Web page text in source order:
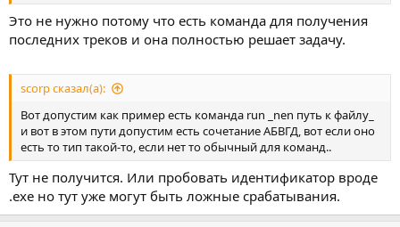
Это не нужно потому что есть команда для получения
последних треков и она полностью решает задачу.
scorp сказал(а):
Вот допустим как пример есть команда run _nen путь к файлу_
и вот в этом пути допустим есть сочетание АБВГД, вот если оно
есть то тип такой-то, если нет то обычный для команд..
Тут не получится. Или пробовать идентификатор вроде
.exe но тут уже могут быть ложные срабатывания.